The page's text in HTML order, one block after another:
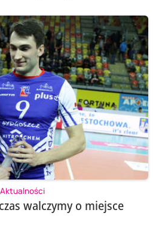
Aktualności
walczymy o miejsce